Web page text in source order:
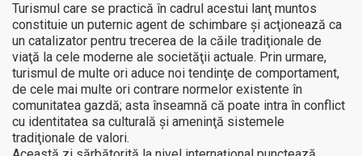
Turismul care se practică în cadrul acestui lanţ muntos
constituie un puternic agent de schimbare şi acţionează ca
un catalizator pentru trecerea de la căile tradiţionale de
viaţă la cele moderne ale societăţii actuale. Prin urmare,
turismul de multe ori aduce noi tendinţe de comportament,
de cele mai multe ori contrare normelor existente în
comunitatea gazdă; asta înseamnă că poate intra în conflict
cu identitatea sa culturală şi ameninţă sistemele
tradiţionale de valori.